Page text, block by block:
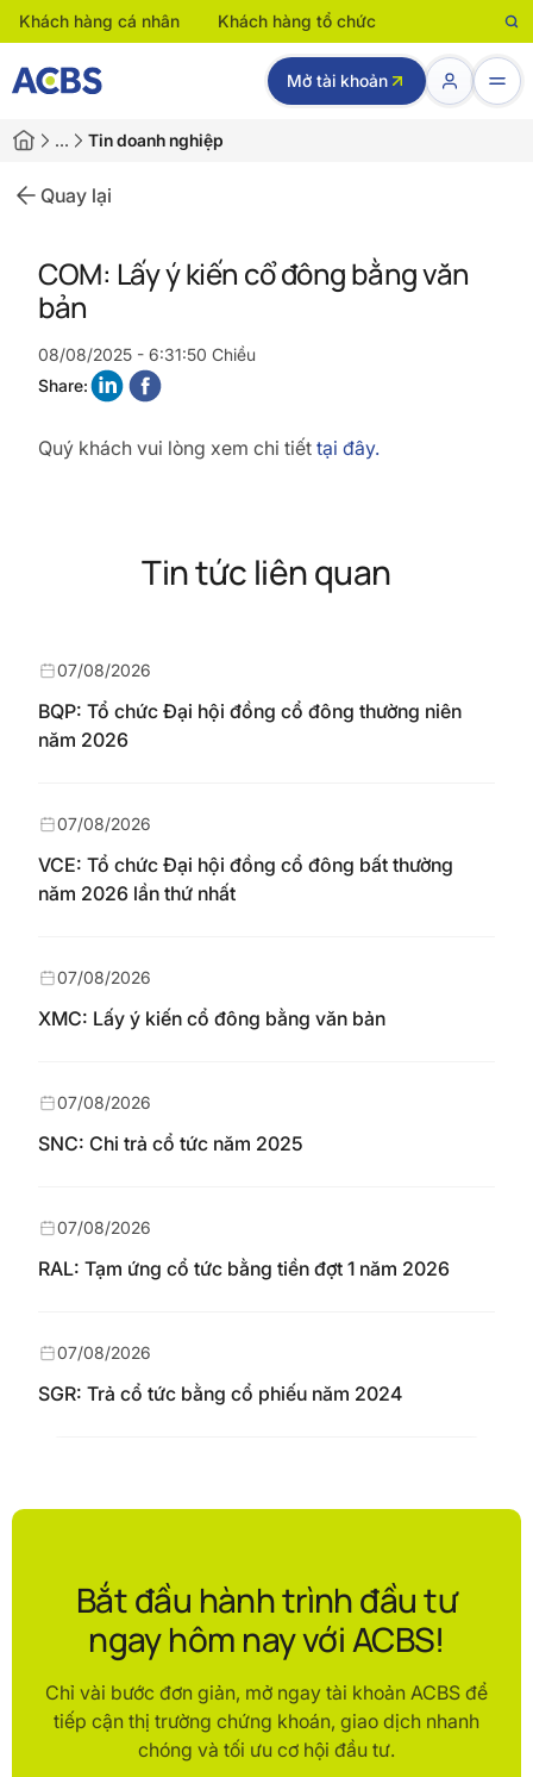
Khách hàng cá nhân Khách hàng tổ chức
Mở tài khoản
… Tin doanh nghiệp
Quay lại
COM: Lấy ý kiến cổ đông bằng văn
bản
08/08/2025 - 6:31:50 Chiều
Share:
Quý khách vui lòng xem chi tiết tại đây.
Tin tức liên quan
BQP: Tổ chức Đại hội đồng cổ đông thường niên
năm 2026
07/08/2026
VCE: Tổ chức Đại hội đồng cổ đông bất thường
năm 2026 lần thứ nhất
07/08/2026
XMC: Lấy ý kiến cổ đông bằng văn bản
07/08/2026
SNC: Chi trả cổ tức năm 2025
07/08/2026
RAL: Tạm ứng cổ tức bằng tiền đợt 1 năm 2026
07/08/2026
SGR: Trả cổ tức bằng cổ phiếu năm 2024
07/08/2026
Bắt đầu hành trình đầu tư
ngay hôm nay với ACBS!
Chỉ vài bước đơn giản, mở ngay tài khoản ACBS để
tiếp cận thị trường chứng khoán, giao dịch nhanh
chóng và tối ưu cơ hội đầu tư.